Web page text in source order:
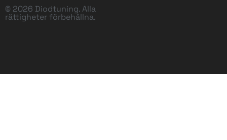
© 2026 Diodtuning. Alla
rättigheter förbehållna.